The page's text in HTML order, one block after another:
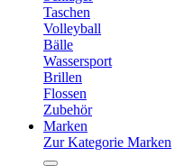
Taschen
Volleyball
Bälle
Wassersport
Brillen
Flossen
Zubehör
Marken
Zur Kategorie Marken